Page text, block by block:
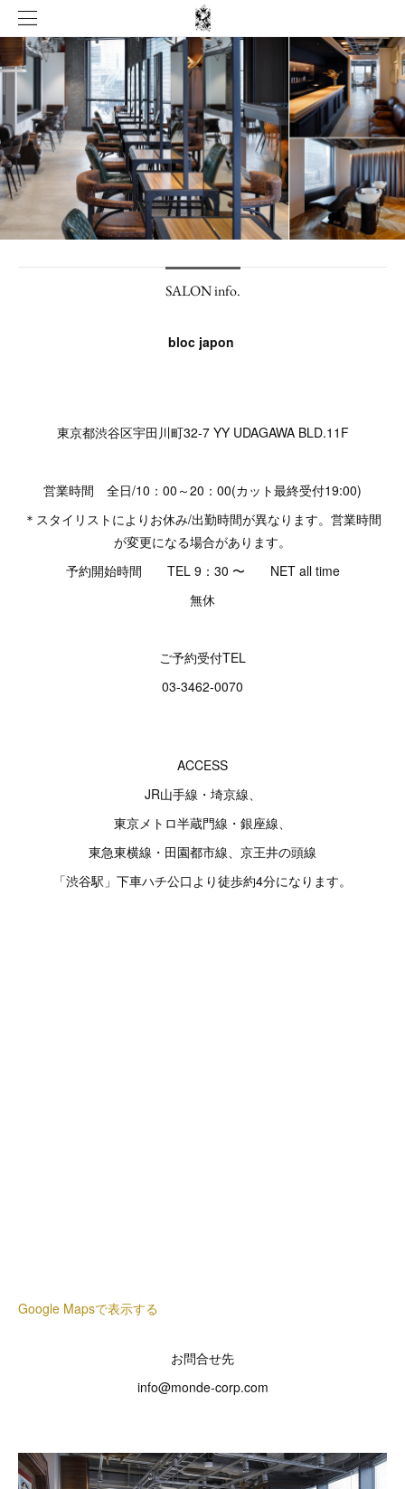
SALON info.
bloc japon
東京都渋谷区宇田川町32-7 YY UDAGAWA BLD.11F
営業時間 全日/10：00～20：00(カット最終受付19:00)
＊スタイリストによりお休み/出勤時間が異なります。営業時間
が変更になる場合があります。
予約開始時間 TEL 9：30 〜 NET all time
無休
ご予約受付TEL
03-3462-0070
ACCESS
JR山手線・埼京線、
東京メトロ半蔵門線・銀座線、
東急東横線・田園都市線、京王井の頭線
「渋谷駅」下車ハチ公口より徒歩約4分になります。
Google Mapsで表示する
お問合せ先
info@monde-corp.com